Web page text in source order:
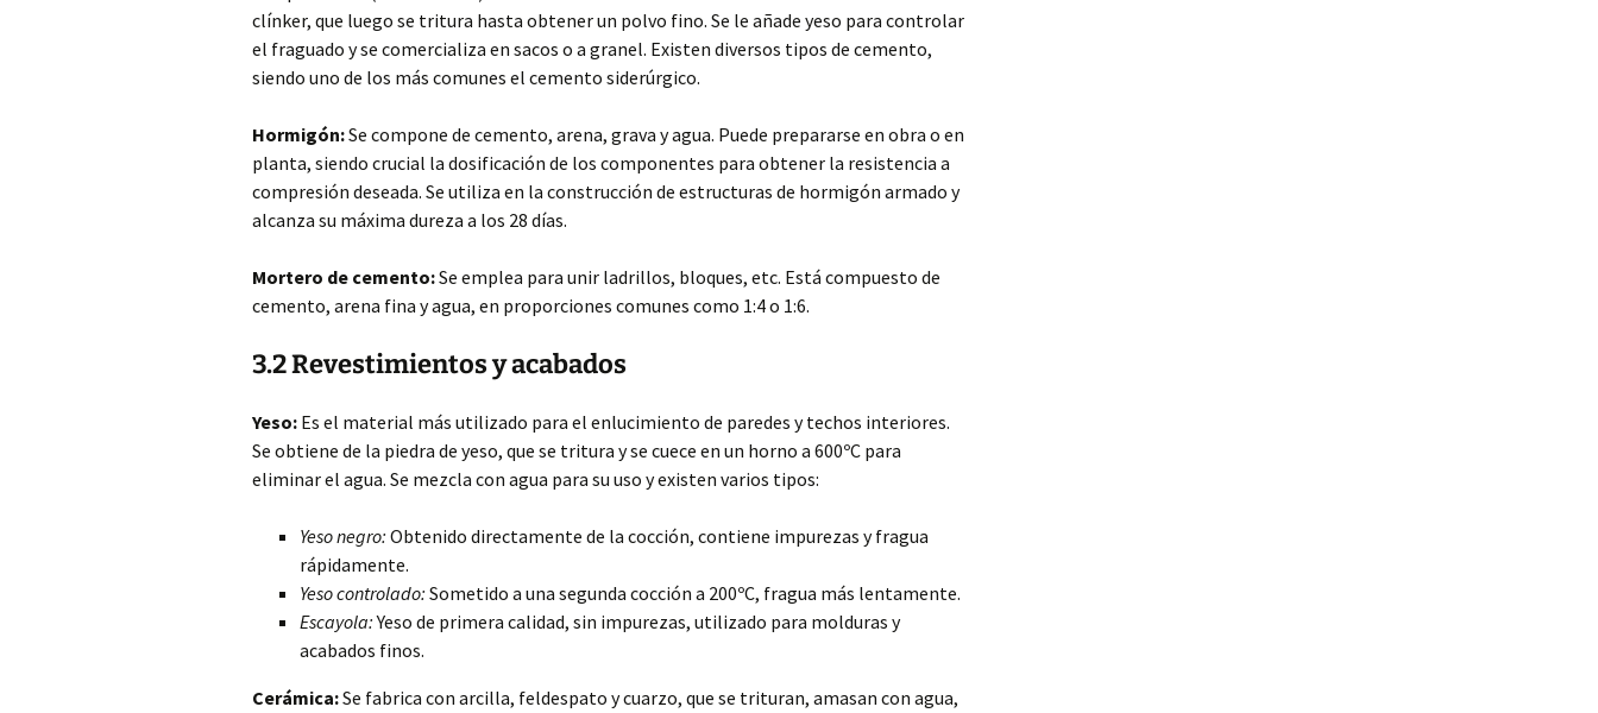
clínker, que luego se tritura hasta obtener un polvo fino. Se le añade yeso para controlar
el fraguado y se comercializa en sacos o a granel. Existen diversos tipos de cemento,
siendo uno de los más comunes el cemento siderúrgico.
Hormigón:Se compone de cemento, arena, grava y agua. Puede prepararse en obra o en
planta, siendo crucial la dosificación de los componentes para obtener la resistencia a
compresión deseada. Se utiliza en la construcción de estructuras de hormigón armado y
alcanza su máxima dureza a los 28 días.
Mortero de cemento:Se emplea para unir ladrillos, bloques, etc. Está compuesto de
cemento, arena fina y agua, en proporciones comunes como 1:4 o 1:6.
3.2 Revestimientos y acabados
Yeso: Es el material más utilizado para el enlucimiento de paredes y techos interiores.
Se obtiene de la piedra de yeso, que se tritura y se cuece en un horno a 600ºC para
eliminar el agua. Se mezcla con agua para su uso y existen varios tipos:
Yeso negro: Obtenido directamente de la cocción, contiene impurezas y fragua
rápidamente.
Yeso controlado: Sometido a una segunda cocción a 200ºC, fragua más lentamente.
Escayola:Yeso de primera calidad, sin impurezas, utilizado para molduras y
acabados finos.
Cerámica:Se fabrica con arcilla, feldespato y cuarzo, que se trituran, amasan con agua,